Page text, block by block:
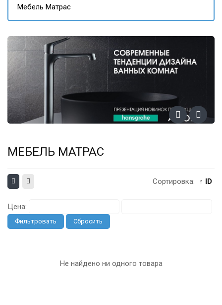
Мебель Матрас
МЕБЕЛЬ МАТРАС
Сортировка: ↑ ID
Цена:
Фильтровать Сбросить
Не найдено ни одного товара